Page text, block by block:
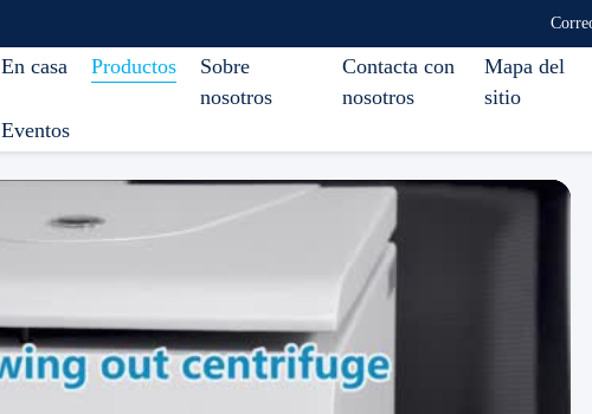
En casa Productos
Sobre
nosotros
Contacta con
nosotros
Mapa del
sitio
Eventos